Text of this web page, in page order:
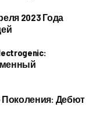
2023 Года
Поколения: Дебют